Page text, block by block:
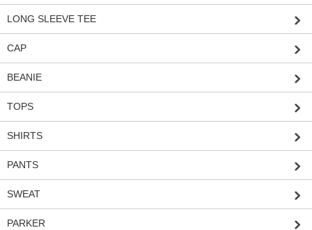
LONG SLEEVE TEE
CAP
BEANIE
TOPS
SHIRTS
PANTS
SWEAT
PARKER